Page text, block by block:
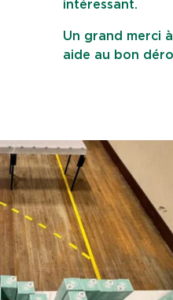
intéressant.
Un grand merci
aide au bon